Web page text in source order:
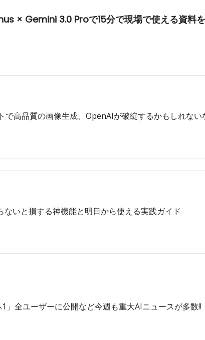
× Gemini 3.0 Proで15分で現場で使える資料
高品質の画像生成、OpenAIが破綻するかもしれな
いと損する神機能と明日から使える実践ガイド
全ユーザーに公開など今週も重大AIニュースが多数!!️